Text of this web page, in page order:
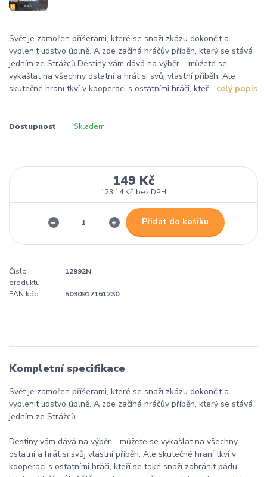
Svět je zamořen příšerami, které se snaží zkázu dokončit a
vyplenit lidstvo úplně. A zde začíná hráčův příběh, který se stává
jedním ze Strážců.Destiny vám dává na výběr – můžete se
vykašlat na všechny ostatní a hrát si svůj vlastní příběh. Ale
skutečné hraní tkví v kooperaci s ostatními hráči, kteř... celý popis
Dostupnost Skladem
149 Kč
123,14 Kč bez DPH
Přidat do košíku
Číslo
produktu:
12992N
EAN kód: 5030917161230
Kompletní specifikace
Svět je zamořen příšerami, které se snaží zkázu dokončit a
vyplenit lidstvo úplně. A zde začíná hráčův příběh, který se stává
jedním ze Strážců.
Destiny vám dává na výběr – můžete se vykašlat na všechny
ostatní a hrát si svůj vlastní příběh. Ale skutečné hraní tkví v
kooperaci s ostatními hráči, kteří se také snaží zabránit pádu